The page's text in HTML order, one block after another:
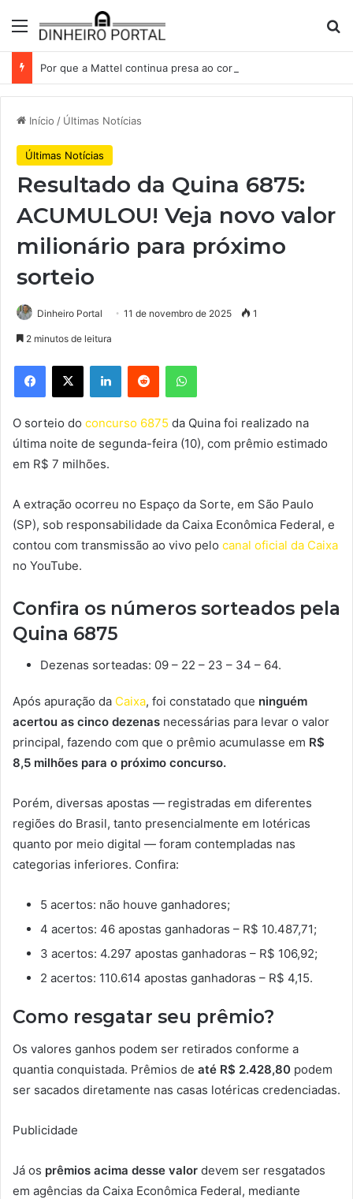
Menu
Início / Últimas Notícias
Últimas Notícias
Resultado da Quina 6875:
ACUMULOU! Veja novo valor
milionário para próximo
sorteio
Dinheiro Portal 11 de novembro de 2025 1
2 minutos de leitura
Facebook
X LinkedinReddit WhatsApp
O sorteio do concurso 6875 da Quina foi realizado na
última noite de segunda-feira (10), com prêmio estimado
em R$ 7 milhões.
A extração ocorreu no Espaço da Sorte, em São Paulo
(SP), sob responsabilidade da Caixa Econômica Federal, e
contou com transmissão ao vivo pelo canal oficial da Caixa
no YouTube.
Confira os números sorteados pela
Quina 6875
Dezenas sorteadas: 09 – 22 – 23 – 34 – 64.
Após apuração da Caixa, foi constatado que ninguém
acertou as cinco dezenas necessárias para levar o valor
principal, fazendo com que o prêmio acumulasse em R$
8,5 milhões para o próximo concurso.
Porém, diversas apostas — registradas em diferentes
regiões do Brasil, tanto presencialmente em lotéricas
quanto por meio digital — foram contempladas nas
categorias inferiores. Confira:
5 acertos: não houve ganhadores;
4 acertos: 46 apostas ganhadoras – R$ 10.487,71;
3 acertos: 4.297 apostas ganhadoras – R$ 106,92;
2 acertos: 110.614 apostas ganhadoras – R$ 4,15.
Como resgatar seu prêmio?
Os valores ganhos podem ser retirados conforme a
quantia conquistada. Prêmios de até R$ 2.428,80 podem
ser sacados diretamente nas casas lotéricas credenciadas.
Publicidade
Já os prêmios acima desse valor devem ser resgatados
em agências da Caixa Econômica Federal, mediante